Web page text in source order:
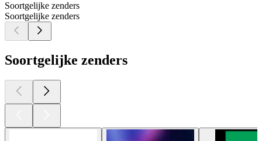
Soortgelijke zenders
Soortgelijke zenders
Soortgelijke zenders